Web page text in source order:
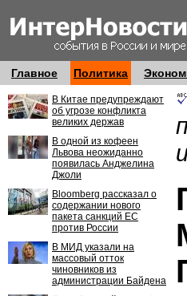
Главное Политика
В Китае предупреждают
об угрозе конфликта
великих держав
В одной из кофеен
Львова неожиданно
появилась Анджелина
Джоли
Bloomberg рассказал о
содержании нового
пакета санкций ЕС
против России
В МИД указали на
массовый отток
чиновников из
администрации Байдена